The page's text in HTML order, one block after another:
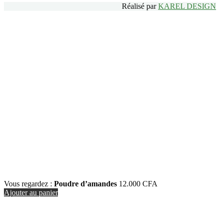
Réalisé parKAREL DESIGN
Vous regardez : Poudre d’amandes 12.000 CFA
Ajouter au panier